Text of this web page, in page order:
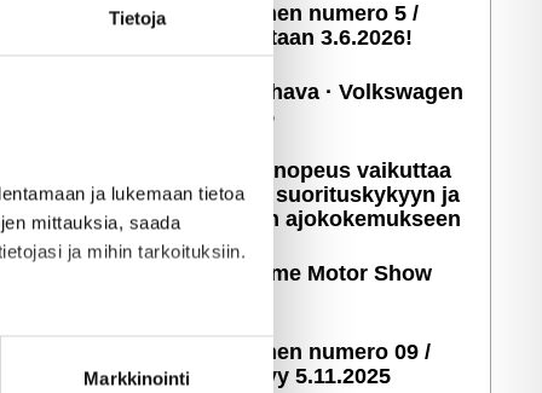
Tietoja
ja lukemaan tietoa
mittauksia, saada
ja mihin tarkoituksiin.
Markkinointi
GTi-Magazinen numero 5 /
2026 julkaistaan 3.6.2026!
Sopivasti Lihava · Volkswagen
Kleinbus '75
Miten latausnopeus vaikuttaa
sähköauton suori­tus­ky­kyyn ja
päivittäiseen ajoko­ke­muk­seen
Kuvia: X-treme Motor Show
GTi-Magazinen numero 09 /
2025 ilmestyy 5.11.2025